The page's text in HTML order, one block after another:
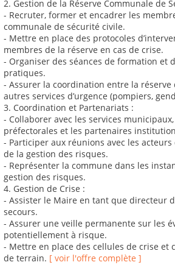
2. Gestion de la Réserve Communale de
- Recruter, former et encadrer les
communale de sécurité civile.
- Mettre en place des protocoles
membres de la réserve en cas de crise.
- Organiser des séances de formation et
pratiques.
- Assurer la coordination entre la réserve
autres services d’urgence (pompiers,
3. Coordination et Partenariats :
- Collaborer avec les services
préfectorales et les partenaires
- Participer aux réunions avec les
de la gestion des risques.
- Représenter la commune dans les
gestion des risques.
4. Gestion de Crise :
- Assister le Maire en tant que directeur
secours.
- Assurer une veille permanente sur les
potentiellement à risque.
- Mettre en place des cellules de crise et
de terrain. [ voir l'offre complète ]